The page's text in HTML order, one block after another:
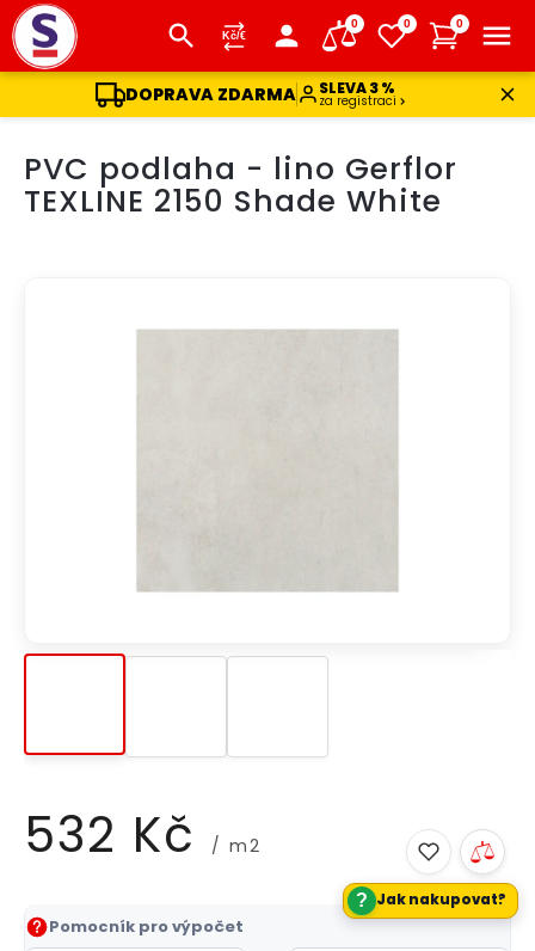
DOPRAVA ZDARMA SLEVA 3 %
za registraci
0 0 0
obsahPVC podlaha - lino Gerflor
TEXLINE 2150 Shade White
532 Kč / m2
Měrná
cena:
Pomocník pro výpočet
? Jak nakupovat?